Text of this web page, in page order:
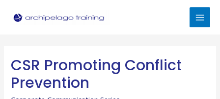
CSR Promoting Conflict
Prevention